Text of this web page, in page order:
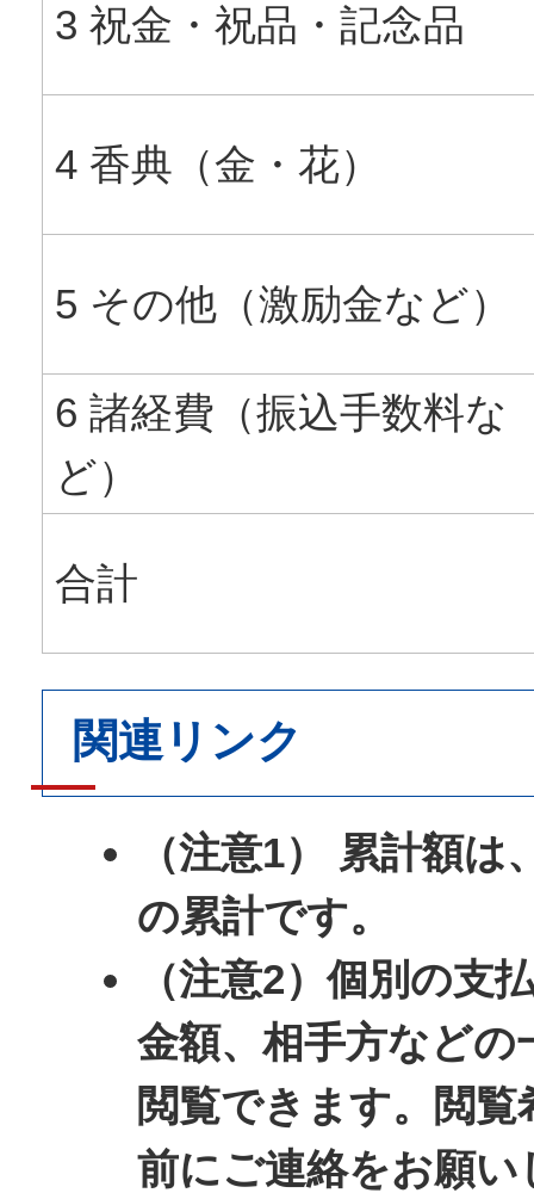
3 祝金・祝品・記念品
4 香典（金・花）
5 その他（激励金など）
6 諸経費（振込手数料な
ど）
合計
関連リンク
（注意1） 累計額は
の累計です。
（注意2）個別の支
金額、相手方などの
閲覧できます。閲
前にご連絡をお願い